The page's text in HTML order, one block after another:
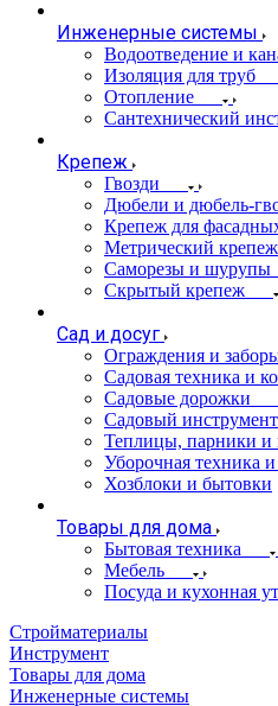
Инженерные системы
Водоотведение и
Изоляция для труб
Отопление
Сантехнический
Крепеж
Гвозди
Дюбели и дюбель-
Крепеж для
Метрический крепеж
Саморезы и шурупы
Скрытый крепеж
Сад и досуг
Ограждения и
Садовая техника и
Садовые дорожки
Садовый инструмент
Теплицы, парники и
Уборочная техника
Хозблоки и бытовки
Товары для дома
Бытовая техника
Мебель
Посуда и кухонная
Стройматериалы
Инструмент
Товары для дома
Инженерные системы